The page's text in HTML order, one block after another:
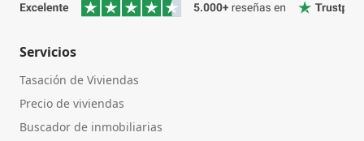
Servicios
Tasación de Viviendas
Precio de viviendas
Buscador de inmobiliarias